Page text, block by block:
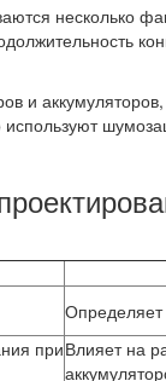
несколько
и
используют
приВлияет на